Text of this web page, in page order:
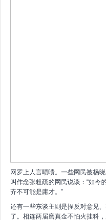
网罗上人言啧啧。一些网民被杨
叫作念张粗疏的网民说谈：“如今
齐不可能是庸才。”
还有一些东谈主则是捏反对意见
了。相连两届磨真金不怕火挂科